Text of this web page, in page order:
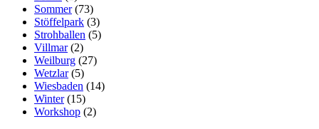
Sommer(73)
Stöffelpark (3)
Strohballen (5)
Villmar(2)
Weilburg (27)
Wetzlar(5)
Wiesbaden (14)
Winter(15)
Workshop (2)